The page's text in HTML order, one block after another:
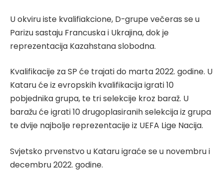
U okviru iste kvalifiakcione, D-grupe večeras se u
Parizu sastaju Francuska i Ukrajina, dok je
reprezentacija Kazahstana slobodna.
Kvalifikacije za SP će trajati do marta 2022. godine. U
Kataru će iz evropskih kvalifikacija igrati 10
pobjednika grupa, te tri selekcije kroz baraž. U
baražu će igrati 10 drugoplasiranih selekcija iz grupa
te dvije najbolje reprezentacije iz UEFA Lige Nacija.
Svjetsko prvenstvo u Kataru igraće se u novembru i
decembru 2022. godine.